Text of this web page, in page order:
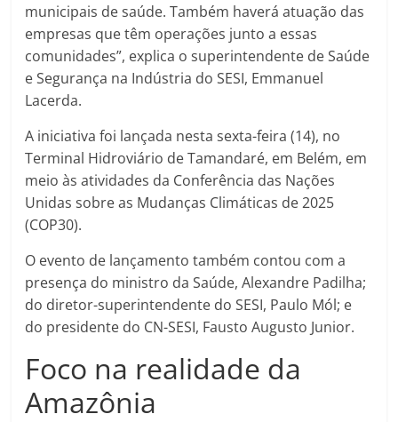
municipais de saúde. Também haverá atuação das
empresas que têm operações junto a essas
comunidades”, explica o superintendente de Saúde
e Segurança na Indústria do SESI, Emmanuel
Lacerda.
A iniciativa foi lançada nesta sexta-feira (14), no
Terminal Hidroviário de Tamandaré, em Belém, em
meio às atividades da Conferência das Nações
Unidas sobre as Mudanças Climáticas de 2025
(COP30).
O evento de lançamento também contou com a
presença do ministro da Saúde, Alexandre Padilha;
do diretor-superintendente do SESI, Paulo Mól; e
do presidente do CN-SESI, Fausto Augusto Junior.
Foco na realidade da
Amazônia